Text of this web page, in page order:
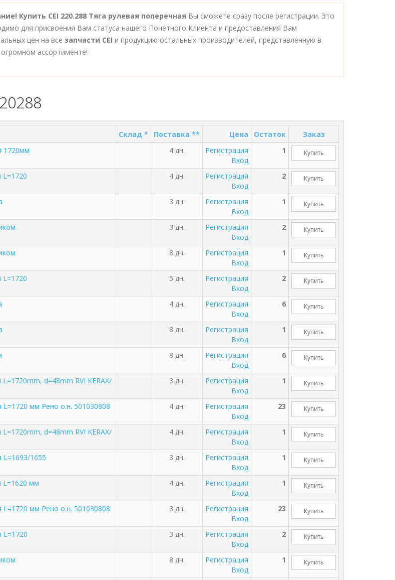
Купить CEI 220.288 Тяга рулевая поперечная Вы сможете сразу после регистрации. Это
для присвоения Вам статуса нашего Почетного Клиента и предоставления Вам
цен на все запчасти CEI и продукцию остальных производителей, представленную в
ассортименте!
Склад * Поставка ** Цена Остаток
Заказ
1720мм 4 дн.
Регистрация
Вход
1 Купить
L=1720 4 дн.
Регистрация
Вход
2 Купить
3 дн.
Регистрация
Вход
1 Купить
3 дн.
Регистрация
Вход
2 Купить
8 дн.
Регистрация
Вход
1 Купить
L=1720 5 дн.
Регистрация
Вход
2 Купить
4 дн.
Регистрация
Вход
6 Купить
8 дн.
Регистрация
Вход
1 Купить
8 дн.
Регистрация
Вход
6 Купить
d=48mm RVI KERAX/
3 дн.
Регистрация
Вход
1 Купить
L=1720 мм Рено о.н. 501030808
4 дн.
Регистрация
Вход
23 Купить
d=48mm RVI KERAX/
4 дн.
Регистрация
Вход
1 Купить
L=1693/1655 3 дн.
Регистрация
Вход
1 Купить
L=1620 мм 4 дн.
Регистрация
Вход
1 Купить
L=1720 мм Рено о.н. 501030808
3 дн.
Регистрация
Вход
23 Купить
L=1720 3 дн.
Регистрация
Вход
2 Купить
8 дн.
Регистрация
Вход
1 Купить